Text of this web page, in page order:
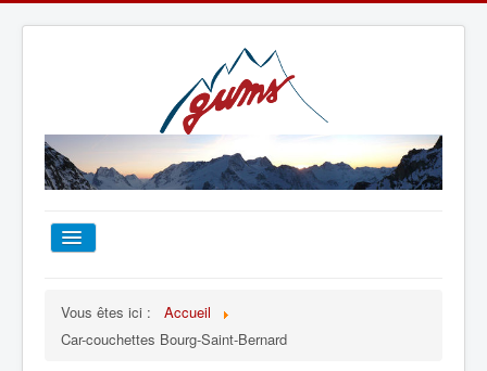
TOUT SUR LE GUMS
Vous êtes ici :
Accueil
Car-couchettes Bourg-Saint-Bernard